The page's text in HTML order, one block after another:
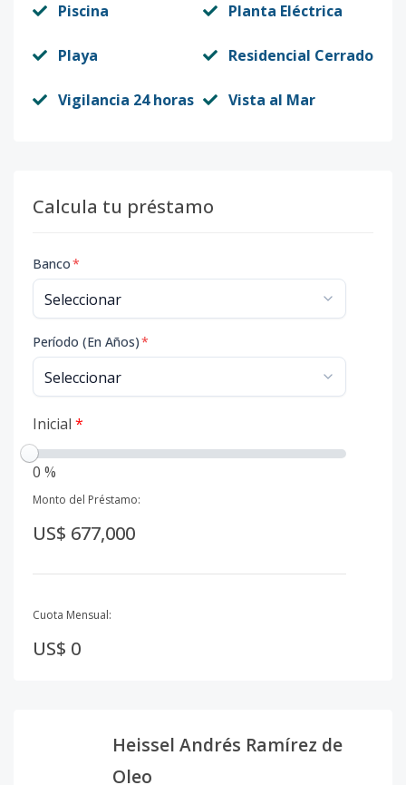
Piscina Planta Eléctrica
Playa Residencial Cerrado
Vigilancia 24 horas Vista al Mar
Calcula tu préstamo
Banco*
Período (En Años)*
Inicial *
0 %
Monto del Préstamo:
US$ 677,000
Cuota Mensual:
US$ 0
Heissel Andrés Ramírez de
Oleo